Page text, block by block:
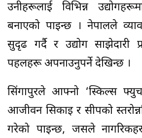
उनीहरूलाई विभिन्न
बनाएको पाइन्छ । नेपालले
सुदृढ गर्दै र उद्योग साझेदारी
पहलहरू अपनाउनुपर्ने देखिन्छ ।
सिंगापुरले आफ्नो ‘स्किल्स
आजीवन सिकाइ र सीपको
गरेको पाइन्छ, जसले